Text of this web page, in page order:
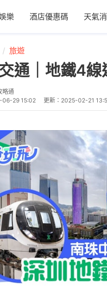
樂 酒店優惠碼 天氣
旅遊
通｜地鐵4
略通
06-29 15:02 更新： 2025-02-21